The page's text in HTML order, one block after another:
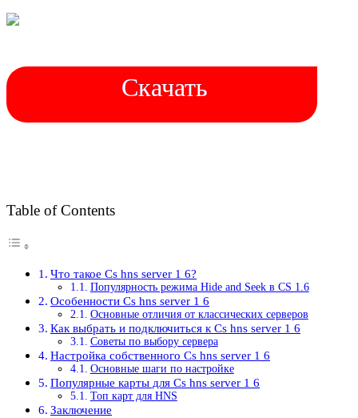
Скачать
Table of Contents
Что такое Cs hns server 1 6?
Популярность режима Hide and Seek в CS 1.6
Особенности Cs hns server 1 6
Основные отличия от классических серверов
Как выбрать и подключиться к Cs hns server 1 6
Советы по выбору сервера
Настройка собственного Cs hns server 1 6
Основные шаги по настройке
Популярные карты для Cs hns server 1 6
Топ карт для HNS
Заключение